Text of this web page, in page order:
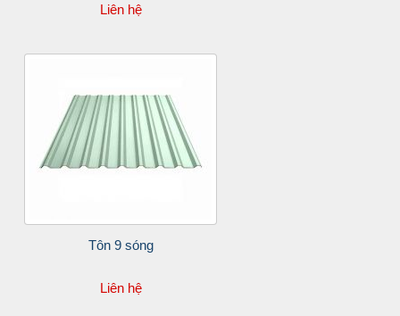
Liên hệ
Tôn 9 sóng
Liên hệ